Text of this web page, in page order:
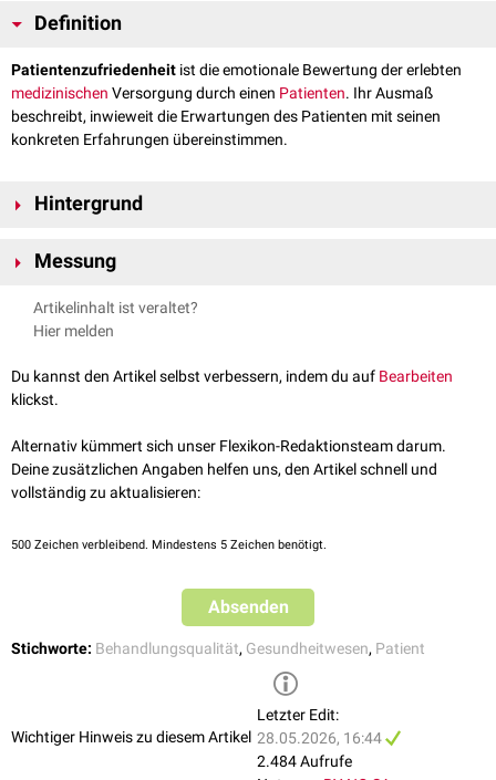
Definition
Patientenzufriedenheit ist die emotionale Bewertung der erlebten
medizinischen Versorgung durch einen Patienten. Ihr Ausmaß
beschreibt, inwieweit die Erwartungen des Patienten mit seinen
konkreten Erfahrungen übereinstimmen.
Hintergrund
Qualitätsbewertung im
Behandlung. Eine hohe Patientenzufriedenheit fördert die
das Vertrauen in den Behandler und die Bereitschaft zur weiteren
medizinischer Qualität, da sie subjektiv ist und von zahlreichen anderen
Faktoren (individueller Krankheitsverlauf, Krankheitsschwere)
Messung
Gemessen wird Patientenzufriedenheit meist mit standardisierten
( PROMs
mehrere Dimensionen, etwa
Schmerz - und Beschwerdekontrolle
ärztliche und pflegerische Kommunikation, Beteiligung an
erfolgen häufig auf abgestuftenLikert-Skalen
, zum Beispiel von „sehr
zufrieden“ bis „sehr unzufrieden“.
Artikelinhalt ist veraltet?
Hier melden
Du kannst den Artikel selbst verbessern, indem du auf Bearbeiten
klickst.
Alternativ kümmert sich unser Flexikon-Redaktionsteam darum.
Deine zusätzlichen Angaben helfen uns, den Artikel schnell und
vollständig zu aktualisieren:
500 Zeichen verbleibend. Mindestens 5 Zeichen benötigt.
Absenden
Stichworte: Behandlungsqualität, Gesundheitwesen, Patient
Wichtiger Hinweis zu diesem Artikel
Letzter Edit:
28.05.2026, 16:44
2.484 Aufrufe